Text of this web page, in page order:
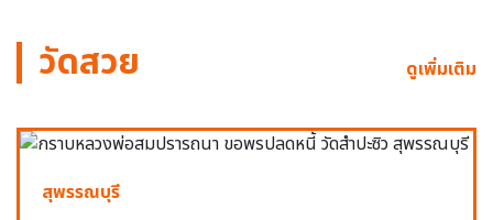
วัดสวย ดูเพิ่มเติม
สุพรรณบุรี